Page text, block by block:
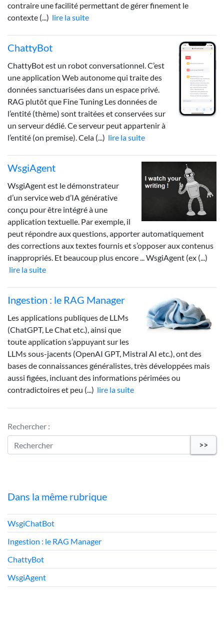
contraire une facilité permettant de gérer finement le
contexte (...) lire la suite
ChattyBot
ChattyBot est un robot conversationnel. C’est
une application Web autonome qui traite des
données sanctuarisées dans un espace privé.
RAG plutôt que Fine Tuning Les données de
l’entité (thème) sont traitées et conservées sur
un serveur dédié. Ce serveur peut appartenir à
l’entité (on premise). Cela (...) lire la suite
WsgiAgent
WsgiAgent est le démonstrateur
d’un service web d’IA générative
conçu pour être intégré à une
application textuelle. Par exemple, il
peut répondre aux questions, apporter automatiquement
des corrections aux textes fournis et s’opposer aux contenus
inappropriés. Et beaucoup plus encore ... WsgiAgent (ex (...)
lire la suite
Ingestion : le RAG Manager
Les applications publiques de LLMs
(ChatGPT, Le Chat etc.), ainsi que
toute application s’appuyant sur les
LLMs sous-jacents (OpenAI GPT, Mistral AI etc.), ont des
bases de connaissances généralistes, très développées mais
aussi figées, incluant des informations périmées ou
contradictoires et peu (...) lire la suite
Rechercher :
>>
Dans la même rubrique
WsgiChatBot
Ingestion : le RAG Manager
ChattyBot
WsgiAgent